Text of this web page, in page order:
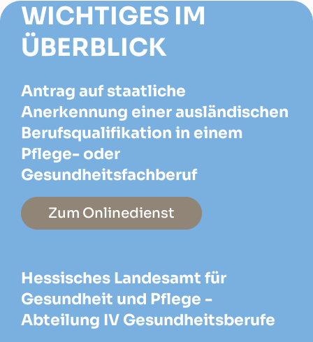
WICHTIGES IM
ÜBERBLICK
Antrag auf staatliche
Anerkennung einer ausländischen
Berufsqualifikation in einem
Pflege- oder
Gesundheitsfachberuf
Zum Onlinedienst
Hessisches Landesamt für
Gesundheit und Pflege -
Abteilung IV Gesundheitsberufe